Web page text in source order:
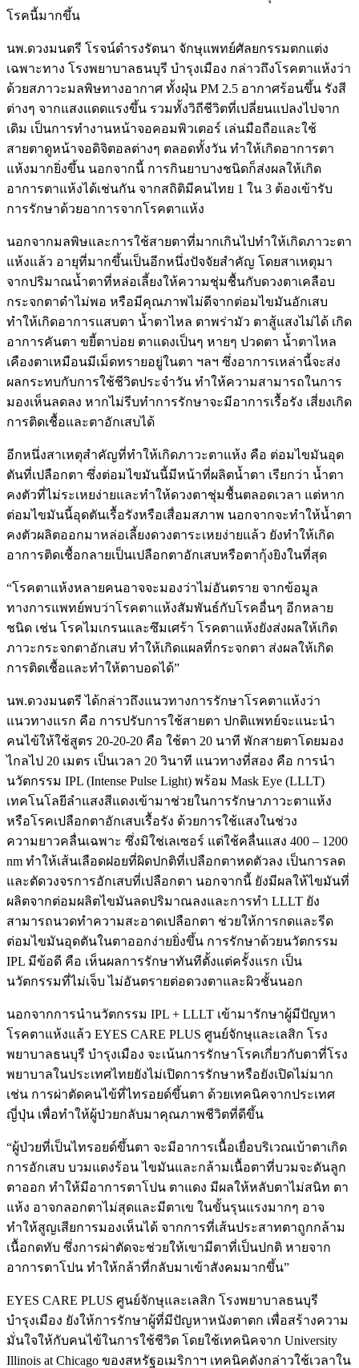
โรคนี้มากขึ้น
นพ.ดวงมนตรี โรจน์ดำรงรัตนา จักษุแพทย์ศัลยกรรมตกแต่ง
เฉพาะทาง โรงพยาบาลธนบุรี บำรุงเมือง กล่าวถึงโรคตาแห้งว่า
ด้วยสภาวะมลพิษทางอากาศ ทั้งฝุ่น PM 2.5 อากาศร้อนขึ้น รังสี
ต่างๆ จากแสงแดดแรงขึ้น รวมทั้งวิถีชีวิตที่เปลี่ยนแปลงไปจาก
เดิม เป็นการทำงานหน้าจอคอมพิวเตอร์ เล่นมือถือและใช้
สายตาดูหน้าจอดิจิตอลต่างๆ ตลอดทั้งวัน ทำให้เกิดอาการตา
แห้งมากยิ่งขึ้น นอกจากนี้ การกินยาบางชนิดก็ส่งผลให้เกิด
อาการตาแห้งได้เช่นกัน จากสถิติมีคนไทย 1 ใน 3 ต้องเข้ารับ
การรักษาด้วยอาการจากโรคตาแห้ง
นอกจากมลพิษและการใช้สายตาที่มากเกินไปทำให้เกิดภาวะตา
แห้งแล้ว อายุที่มากขึ้นเป็นอีกหนึ่งปัจจัยสำคัญ โดยสาเหตุมา
จากปริมาณน้ำตาที่หล่อเลี้ยงให้ความชุ่มชื้นกับดวงตาเคลือบ
กระจกตาดำไม่พอ หรือมีคุณภาพไม่ดีจากต่อมไขมันอักเสบ
ทำให้เกิดอาการแสบตา น้ำตาไหล ตาพร่ามัว ตาสู้แสงไม่ได้ เกิด
อาการคันตา ขยี้ตาบ่อย ตาแดงเป็นๆ หายๆ ปวดตา น้ำตาไหล
เคืองตาเหมือนมีเม็ดทรายอยู่ในตา ฯลฯ ซึ่งอาการเหล่านี้จะส่ง
ผลกระทบกับการใช้ชีวิตประจำวัน ทำให้ความสามารถในการ
มองเห็นลดลง หากไม่รีบทำการรักษาจะมีอาการเรื้อรัง เสี่ยงเกิด
การติดเชื้อและตาอักเสบได้
อีกหนึ่งสาเหตุสำคัญที่ทำให้เกิดภาวะตาแห้ง คือ ต่อมไขมันอุด
ตันที่เปลือกตา ซึ่งต่อมไขมันนี้มีหน้าที่ผลิตน้ำตา เรียกว่า น้ำตา
คงตัวที่ไม่ระเหยง่ายและทำให้ดวงตาชุ่มชื้นตลอดเวลา แต่หาก
ต่อมไขมันนี้อุดตันเรื้อรังหรือเสื่อมสภาพ นอกจากจะทำให้น้ำตา
คงตัวผลิตออกมาหล่อเลี้ยงดวงตาระเหยง่ายแล้ว ยังทำให้เกิด
อาการติดเชื้อกลายเป็นเปลือกตาอักเสบหรือตากุ้งยิงในที่สุด
“โรคตาแห้งหลายคนอาจจะมองว่าไม่อันตราย จากข้อมูล
ทางการแพทย์พบว่าโรคตาแห้งสัมพันธ์กับโรคอื่นๆ อีกหลาย
ชนิด เช่น โรคไมเกรนและซึมเศร้า โรคตาแห้งยังส่งผลให้เกิด
ภาวะกระจกตาอักเสบ ทำให้เกิดแผลที่กระจกตา ส่งผลให้เกิด
การติดเชื้อและทำให้ตาบอดได้”
นพ.ดวงมนตรี ได้กล่าวถึงแนวทางการรักษาโรคตาแห้งว่า
แนวทางแรก คือ การปรับการใช้สายตา ปกติแพทย์จะแนะนำ
คนไข้ให้ใช้สูตร 20-20-20 คือ ใช้ตา 20 นาที พักสายตาโดยมอง
ไกลไป 20 เมตร เป็นเวลา 20 วินาที แนวทางที่สอง คือ การนำ
นวัตกรรม IPL (Intense Pulse Light) พร้อม Mask Eye (LLLT)
เทคโนโลยีลำแสงสีแดงเข้ามาช่วยในการรักษาภาวะตาแห้ง
หรือโรคเปลือกตาอักเสบเรื้อรัง ด้วยการใช้แสงในช่วง
ความยาวคลื่นเฉพาะ ซึ่งมิใช่เลเซอร์ แต่ใช้คลื่นแสง 400 – 1200
nm ทำให้เส้นเลือดฝอยที่ผิดปกติที่เปลือกตาหดตัวลง เป็นการลด
และตัดวงจรการอักเสบที่เปลือกตา นอกจากนี้ ยังมีผลให้ไขมันที่
ผลิตจากต่อมผลิตไขมันลดปริมาณลงและการทำ LLLT ยัง
สามารถนวดทำความสะอาดเปลือกตา ช่วยให้การกดและรีด
ต่อมไขมันอุดตันในตาออกง่ายยิ่งขึ้น การรักษาด้วยนวัตกรรม
IPL มีข้อดี คือ เห็นผลการรักษาทันทีตั้งแต่ครั้งแรก เป็น
นวัตกรรมที่ไม่เจ็บ ไม่อันตรายต่อดวงตาและผิวชั้นนอก
นอกจากการนำนวัตกรรม IPL + LLLT เข้ามารักษาผู้มีปัญหา
โรคตาแห้งแล้ว EYES CARE PLUS ศูนย์จักษุและเลสิก โรง
พยาบาลธนบุรี บำรุงเมือง จะเน้นการรักษาโรคเกี่ยวกับตาที่โรง
พยาบาลในประเทศไทยยังไม่เปิดการรักษาหรือยังเปิดไม่มาก
เช่น การผ่าตัดคนไข้ที่ไทรอยด์ขึ้นตา ด้วยเทคนิคจากประเทศ
ญี่ปุ่น เพื่อทำให้ผู้ป่วยกลับมาคุณภาพชีวิตที่ดีขึ้น
“ผู้ป่วยที่เป็นไทรอยด์ขึ้นตา จะมีอาการเนื้อเยื่อบริเวณเบ้าตาเกิด
การอักเสบ บวมแดงร้อน ไขมันและกล้ามเนื้อตาที่บวมจะดันลูก
ตาออก ทำให้มีอาการตาโปน ตาแดง มีผลให้หลับตาไม่สนิท ตา
แห้ง อาจกลอกตาไม่สุดและมีตาเข ในขั้นรุนแรงมากๆ อาจ
ทำให้สูญเสียการมองเห็นได้ จากการที่เส้นประสาทตาถูกกล้าม
เนื้อกดทับ ซึ่งการผ่าตัดจะช่วยให้เขามีตาที่เป็นปกติ หายจาก
อาการตาโปน ทำให้กล้าที่กลับมาเข้าสังคมมากขึ้น”
EYES CARE PLUS ศูนย์จักษุและเลสิก โรงพยาบาลธนบุรี
บำรุงเมือง ยังให้การรักษาผู้ที่มีปัญหาหนังตาตก เพื่อสร้างความ
มั่นใจให้กับคนไข้ในการใช้ชีวิต โดยใช้เทคนิคจาก University
Illinois at Chicago ของสหรัฐอเมริกาฯ เทคนิคดังกล่าวใช้เวลาใน